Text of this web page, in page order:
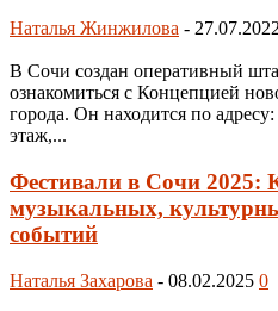
Наталья Жинжилова -
В Сочи создан оперативный
ознакомиться с Концепцией
города. Он находится по
этаж,...
Фестивали в Сочи 2025:
музыкальных,
событий
Наталья Захарова - 08.02.2025 0